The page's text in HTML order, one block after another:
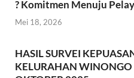
? Komitmen Menuju
Mei 18, 2026
HASIL SURVEI
KELURAHAN WINONGO